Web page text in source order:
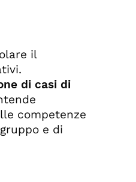
il
di casi di
competenze
e di